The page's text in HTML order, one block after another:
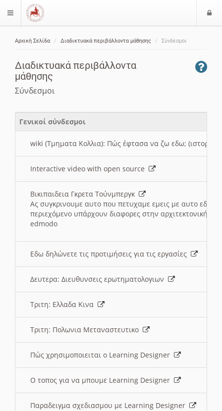
$langMenu
Αρχική Σελίδα Διαδικτυακά περιβάλλοντα μάθησης Σύνδεσμοι
Διαδικτυακά περιβάλλοντα
μάθησης
Σύνδεσμοι
Γενικοί σύνδεσμοι
wiki (Τμηματα Κολλια): Πώς έφτασα να ζω εδω; (ιστορια)
Interactive video with open source
Βικιπαιδεια Γκρετα Τούνμπεργκ
Ας συγκρινουμε αυτο που πετυχαμε εμεις με αυτο εδω
περιεχόμενο υπάρχουν διαφορες στην αρχιτεκτονική
edmodo
Εδω δηλώνετε τις προτιμήσεις για τις εργασίες
Δευτερα: Διευθυνσεις ερωτηματολογιων
Τριτη: Ελλαδα Κινα
Τριτη: Πολωνια Μεταναστευτικο
Πώς χρησιμοποιειται ο Learning Designer
O τοπος για να μπουμε Learning Designer
Παραδειγμα σχεδιασμου με Learning Designer